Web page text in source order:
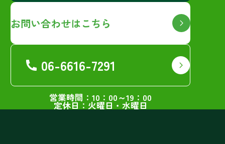
お問い合わせはこちら
06-6616-7291
営業時間：10：00～19：00
定休日：火曜日・水曜日